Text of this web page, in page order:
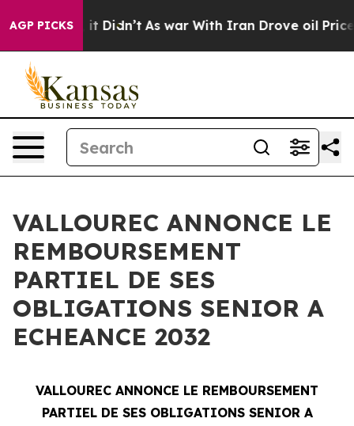
AGP PICKS
Well, it Didn’t As war With Iran Drove oil Prices
VALLOUREC ANNONCE LE
REMBOURSEMENT
PARTIEL DE SES
OBLIGATIONS SENIOR A
ECHEANCE 2032
VALLOUREC ANNONCE LE REMBOURSEMENT
PARTIEL DE SES OBLIGATIONS SENIOR A